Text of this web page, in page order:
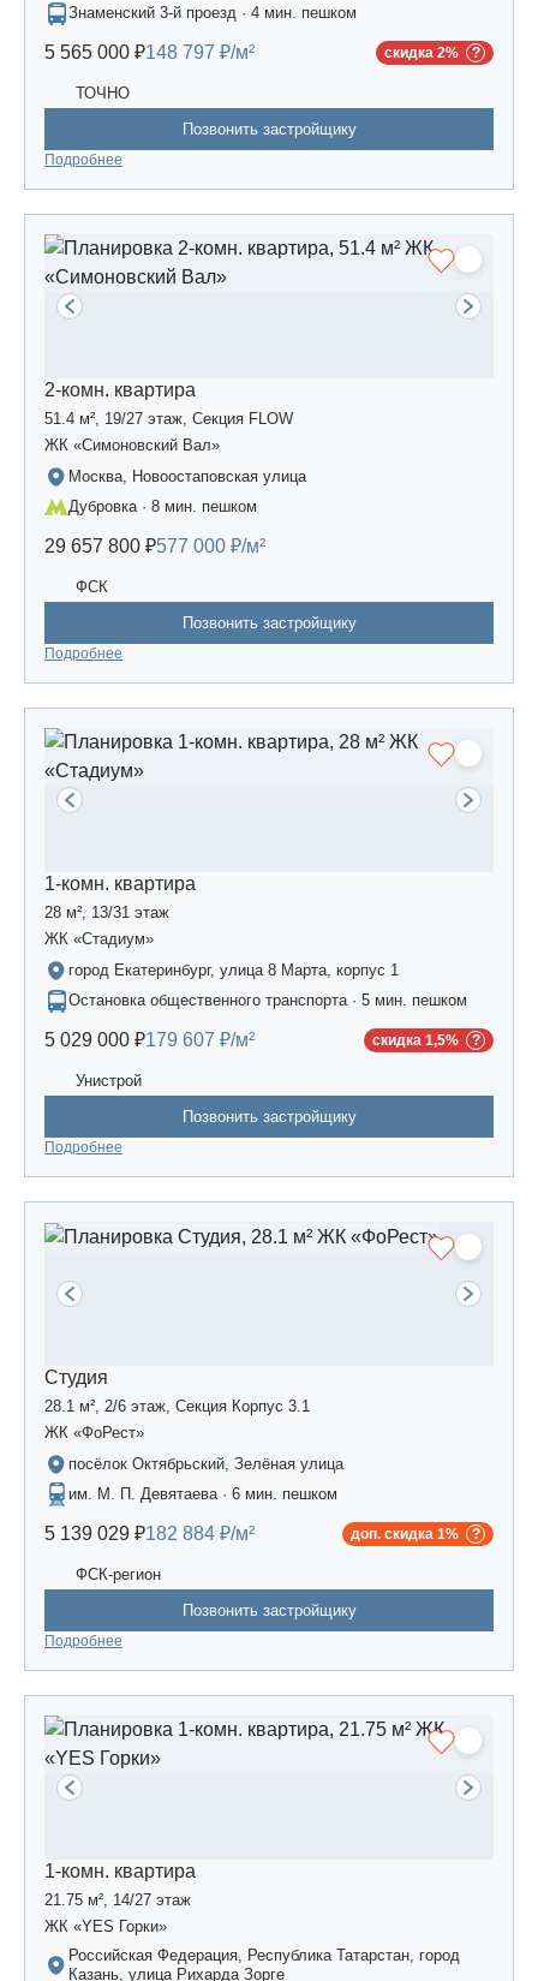
Знаменский 3-й проезд · 4 мин. пешком
5 565 000 ₽148 797 ₽/м² скидка 2%
ТОЧНО
Позвонить застройщику
Подробнее
2-комн. квартира
51.4 м², 19/27 этаж, Секция FLOW
ЖК «Симоновский Вал»
Москва, Новоостаповская улица
Дубровка · 8 мин. пешком
29 657 800 ₽577 000 ₽/м²
ФСК
Позвонить застройщику
Подробнее
1-комн. квартира
28 м², 13/31 этаж
ЖК «Стадиум»
город Екатеринбург, улица 8 Марта, корпус 1
Остановка общественного транспорта · 5 мин. пешком
5 029 000 ₽179 607 ₽/м² скидка 1,5%
Унистрой
Позвонить застройщику
Подробнее
Студия
28.1 м², 2/6 этаж, Секция Корпус 3.1
ЖК «ФоРест»
посёлок Октябрьский, Зелёная улица
им. М. П. Девятаева · 6 мин. пешком
5 139 029 ₽182 884 ₽/м² доп. скидка 1%
ФСК-регион
Позвонить застройщику
Подробнее
1-комн. квартира
21.75 м², 14/27 этаж
ЖК «YES Горки»
Российская Федерация, Республика Татарстан, город
Казань, улица Рихарда Зорге